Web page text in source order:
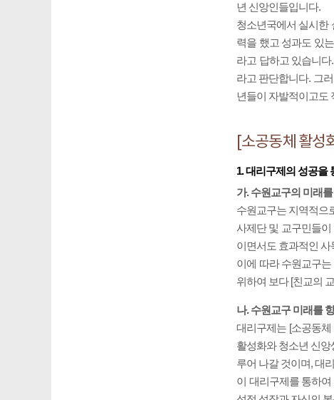
년 신앙인들입니다.
청소년국에서 실시한
력을 했고 성과도 있
라고 답하고 있습니다
라고 판단합니다. 그
년들이 자발적이고도
[소공동체 활성
1. 대리구제의 성공을
가. 수원교구의 미래
수원교구는 지역적으
사제단 및 교구민들
이면서도 효과적인
이에 따라 수원교구
위하여 보다 [친교의
나. 수원교구 미래를
대리구제는 [소공동
활성화와 청소년 신
루어 나갈 것이며, 대
이 대리구제를 통하